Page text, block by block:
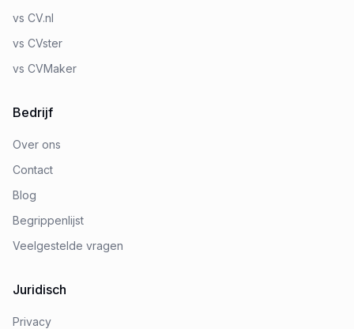
vs CV.nl
vs CVster
vs CVMaker
Bedrijf
Over ons
Contact
Blog
Begrippenlijst
Veelgestelde vragen
Juridisch
Privacy